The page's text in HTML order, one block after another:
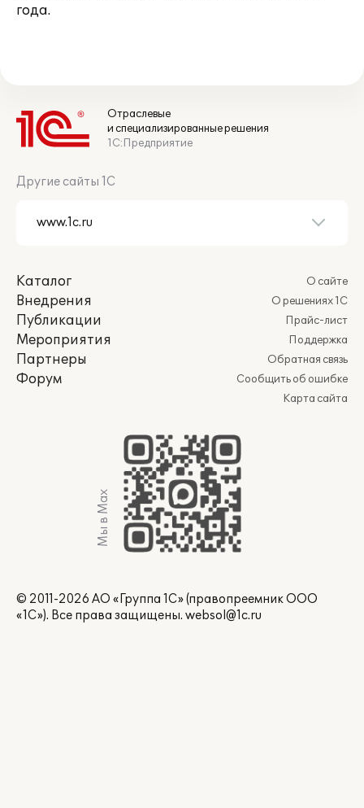
года.
Отраслевые
и специализированные решения
1С:Предприятие
Другие сайты 1С
Каталог
Внедрения
Публикации
Мероприятия
Партнеры
Форум
О сайте
О решениях 1С
Прайс-лист
Поддержка
Обратная связь
Сообщить об ошибке
Карта сайта
Мы в Max
© 2011-2026 АО «Группа 1С» (правопреемник ООО
«1С»). Все права защищены. websol@1c.ru